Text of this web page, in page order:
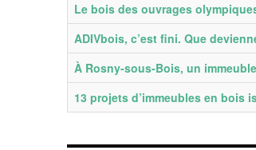
Le bois des ouvrages
ADIVbois, c’est fini. Que
À Rosny-sous-Bois, un
13 projets d’immeubles en bois